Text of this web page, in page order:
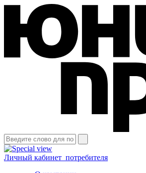
Личный кабинет потребителя